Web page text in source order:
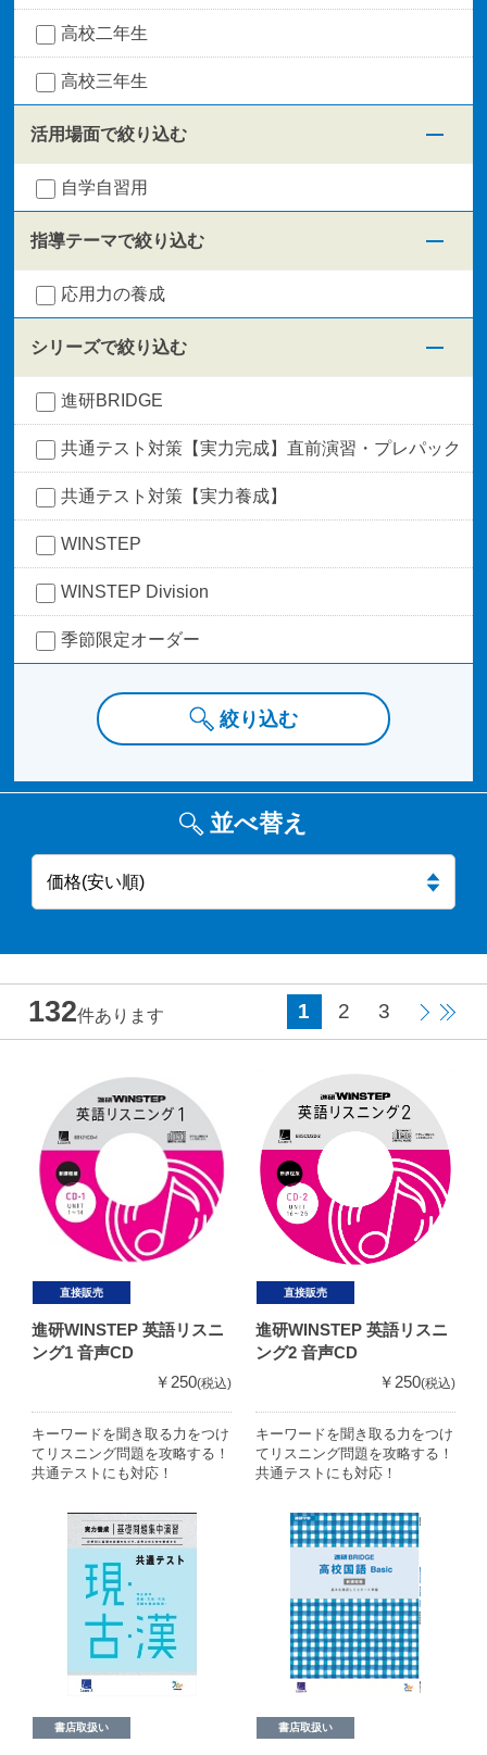
高校二年生
高校三年生
活用場面で絞り込む
自学自習用
指導テーマで絞り込む
応用力の養成
シリーズで絞り込む
進研BRIDGE
共通テスト対策【実力完成】直前演習・プレパック
共通テスト対策【実力養成】
WINSTEP
WINSTEP Division
季節限定オーダー
絞り込む
並べ替え
132件あります 1 2 3
直接販売
進研WINSTEP 英語リスニ
ング1 音声CD
￥250(税込)
キーワードを聞き取る力をつけ
てリスニング問題を攻略する！
共通テストにも対応！
直接販売
進研WINSTEP 英語リスニ
ング2 音声CD
￥250(税込)
キーワードを聞き取る力をつけ
てリスニング問題を攻略する！
共通テストにも対応！
書店取扱い 書店取扱い